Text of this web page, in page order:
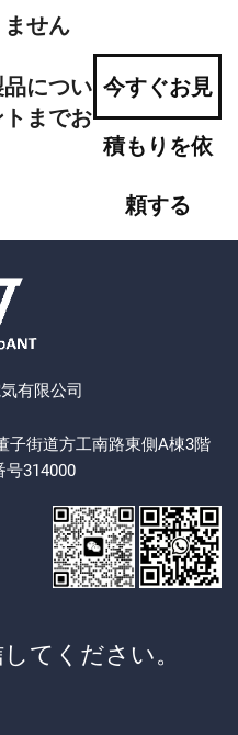
せん
につい
までお
今すぐお見
積もりを依
頼する
有限公司
子街道方工南路東側A棟3階
号314000
てください。